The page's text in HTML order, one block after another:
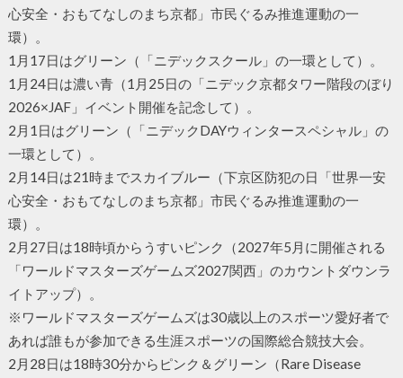
心安全・おもてなしのまち京都」市民ぐるみ推進運動の一
環）。
1月17日はグリーン（「ニデックスクール」の一環として）。
1月24日は濃い青（1月25日の「ニデック京都タワー階段のぼり
2026×JAF」イベント開催を記念して）。
2月1日はグリーン（「ニデックDAYウィンタースペシャル」の
一環として）。
2月14日は21時までスカイブルー（下京区防犯の日「世界一安
心安全・おもてなしのまち京都」市民ぐるみ推進運動の一
環）。
2月27日は18時頃からうすいピンク（2027年5月に開催される
「ワールドマスターズゲームズ2027関西」のカウントダウンラ
イトアップ）。
※ワールドマスターズゲームズは30歳以上のスポーツ愛好者で
あれば誰もが参加できる生涯スポーツの国際総合競技大会。
2月28日は18時30分からピンク＆グリーン（Rare Disease